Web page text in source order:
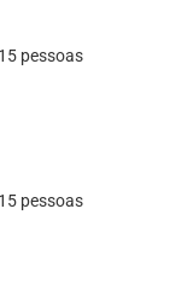
pessoas
pessoas